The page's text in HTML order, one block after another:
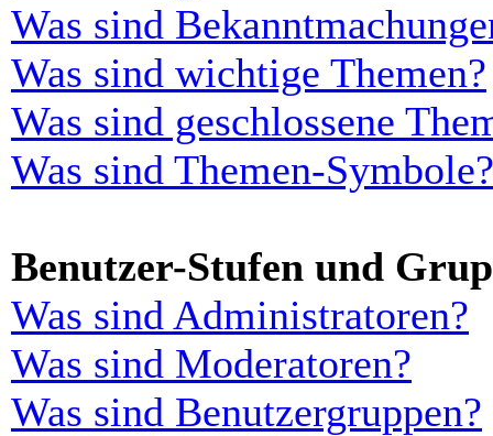
Was sind
Was sind wichtige Themen?
Was sind geschlossene
Was sind Themen-Symbole?
Benutzer-Stufen und
Was sind Administratoren?
Was sind Moderatoren?
Was sind Benutzergruppen?